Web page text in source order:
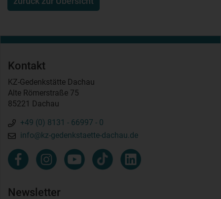
Kontakt
KZ-Gedenkstätte Dachau
Alte Römerstraße 75
85221 Dachau
+49 (0) 8131 - 66997 - 0
info@kz-gedenkstaette-dachau.de
Newsletter